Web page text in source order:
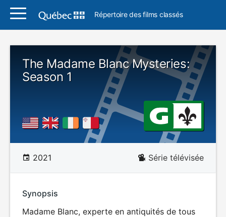
Répertoire des films classés
The Madame Blanc Mysteries:
Season 1
2021 Série télévisée
Synopsis
Madame Blanc, experte en antiquités de tous